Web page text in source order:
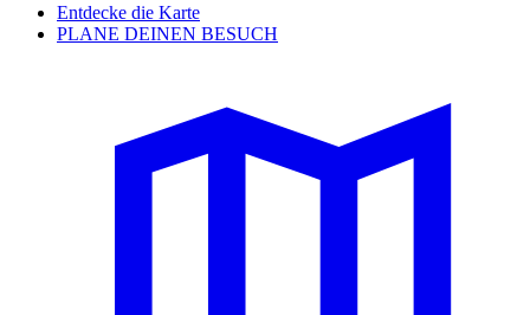
Entdecke die Karte
PLANE DEINEN BESUCH